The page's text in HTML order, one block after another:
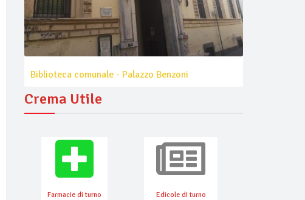
Biblioteca comunale - Palazzo Benzoni
Crema Utile
Farmacie di turno
Edicole di turno